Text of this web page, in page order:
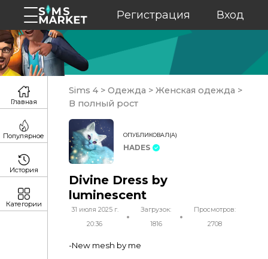
Регистрация Вход
Sims 4 > Одежда > Женская одежда >
В полный рост
ОПУБЛИКОВАЛ(А)
HADES
Divine Dress by
luminescent
31 июля 2025 г.
20:36
Загрузок:
1816
Просмотров:
2708
-New mesh by me
Главная
Популярное
История
Категории